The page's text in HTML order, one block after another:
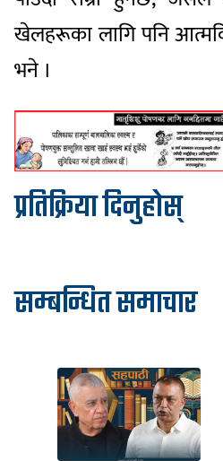
खेलहरूका लागि पनि
भने ।
प्रतिक्रिया दिनुहोस्
सम्बन्धित समाचार